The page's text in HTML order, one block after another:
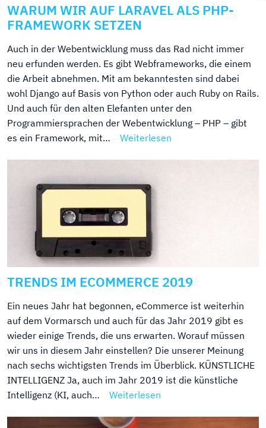
WARUM WIR AUF LARAVEL ALS PHP-
FRAMEWORK SETZEN
Auch in der Webentwicklung muss das Rad nicht immer
neu erfunden werden. Es gibt Webframeworks, die einem
die Arbeit abnehmen. Mit am bekanntesten sind dabei
wohl Django auf Basis von Python oder auch Ruby on Rails.
Und auch für den alten Elefanten unter den
Programmiersprachen der Webentwicklung – PHP – gibt
es ein Framework, mit…
Weiterlesen
TRENDS IM ECOMMERCE 2019
Ein neues Jahr hat begonnen, eCommerce ist weiterhin
auf dem Vormarsch und auch für das Jahr 2019 gibt es
wieder einige Trends, die uns erwarten. Worauf müssen
wir uns in diesem Jahr einstellen? Die unserer Meinung
nach sechs wichtigsten Trends im Überblick. KÜNSTLICHE
INTELLIGENZ Ja, auch im Jahr 2019 ist die künstliche
Intelligenz (KI, auch…
Weiterlesen